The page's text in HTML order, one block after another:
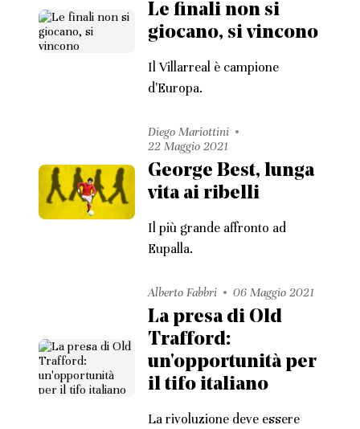
Le finali non si
giocano, si vincono
Il Villarreal è campione
d'Europa.
Diego Mariottini
22 Maggio 2021
George Best, lunga
vita ai ribelli
Il più grande affronto ad
Eupalla.
Alberto Fabbri 06 Maggio 2021
La presa di Old
Trafford:
un'opportunità per
il tifo italiano
La rivoluzione deve essere